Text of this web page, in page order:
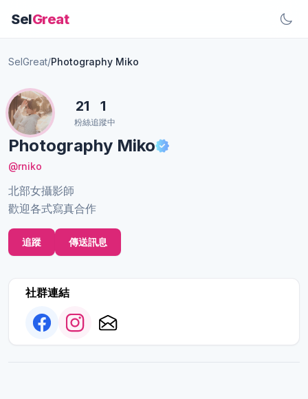
SelGreat
SelGreat/Photography Miko
Photography Miko
@rniko
北部女攝影師
歡迎各式寫真合作
21
粉絲
1
追蹤中
追蹤 傳送訊息
社群連結